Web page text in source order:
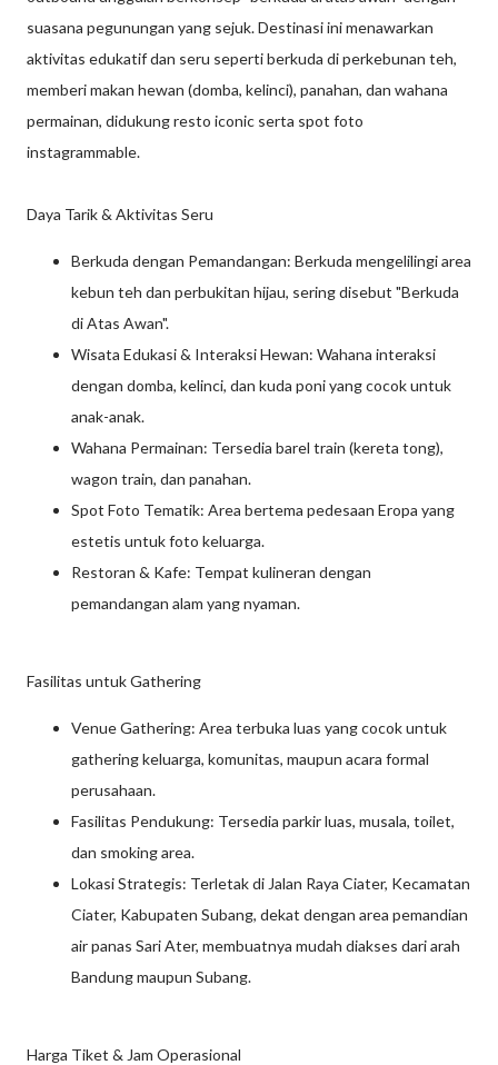
suasana pegunungan yang sejuk. Destinasi ini menawarkan
aktivitas edukatif dan seru seperti berkuda di perkebunan teh,
memberi makan hewan (domba, kelinci), panahan, dan wahana
permainan, didukung resto iconic serta spot foto
instagrammable.
Daya Tarik & Aktivitas Seru
Berkuda dengan Pemandangan: Berkuda mengelilingi area
kebun teh dan perbukitan hijau, sering disebut "Berkuda
di Atas Awan".
Wisata Edukasi & Interaksi Hewan: Wahana interaksi
dengan domba, kelinci, dan kuda poni yang cocok untuk
anak-anak.
Wahana Permainan: Tersedia barel train (kereta tong),
wagon train, dan panahan.
Spot Foto Tematik: Area bertema pedesaan Eropa yang
estetis untuk foto keluarga.
Restoran & Kafe: Tempat kulineran dengan
pemandangan alam yang nyaman.
Fasilitas untuk Gathering
Venue Gathering: Area terbuka luas yang cocok untuk
gathering keluarga, komunitas, maupun acara formal
perusahaan.
Fasilitas Pendukung: Tersedia parkir luas, musala, toilet,
dan smoking area.
Lokasi Strategis: Terletak di Jalan Raya Ciater, Kecamatan
Ciater, Kabupaten Subang, dekat dengan area pemandian
air panas Sari Ater, membuatnya mudah diakses dari arah
Bandung maupun Subang.
Harga Tiket & Jam Operasional